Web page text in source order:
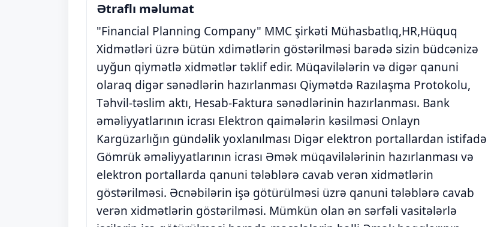
Ətraflı məlumat
"Financial Planning Company" MMC şirkəti Mühasbatlıq,HR,Hüquq
Xidmətləri üzrə bütün xdimətlərin göstərilməsi barədə sizin büdcənizə
uyğun qiymətlə xidmətlər təklif edir. Müqavilələrin və digər qanuni
olaraq digər sənədlərin hazırlanması Qiymətdə Razılaşma Protokolu,
Təhvil-təslim aktı, Hesab-Faktura sənədlərinin hazırlanması. Bank
əməliyyatlarının icrası Elektron qaimələrin kəsilməsi Onlayn
Kargüzarlığın gündəlik yoxlanılması Digər elektron portallardan istifadə
Gömrük əməliyyatlarının icrası Əmək müqavilələrinin hazırlanması və
elektron portallarda qanuni tələblərə cavab verən xidmətlərin
göstərilməsi. Əcnəbilərin işə götürülməsi üzrə qanuni tələblərə cavab
verən xidmətlərin göstərilməsi. Mümkün olan ən sərfəli vasitələrlə